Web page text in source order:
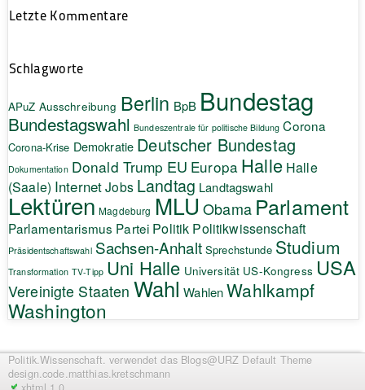
Letzte Kommentare
Schlagworte
APuZ Ausschreibung Berlin BpB Bundestag
Bundestagswahl Bundeszentrale für politische Bildung Corona
Corona-Krise Demokratie Deutscher Bundestag
Dokumentation Donald Trump EU Europa Halle Halle
(Saale) InternetJobs Landtag Landtagswahl
Lektüren Magdeburg MLU Obama Parlament
Parlamentarismus Partei Politik Politikwissenschaft
Präsidentschaftswahl Sachsen-Anhalt Sprechstunde Studium
Transformation TV-Tipp Uni Halle Universität US-Kongress USA
Vereinigte Staaten Wahl Wahlen Wahlkampf
Washington
Politik.Wissenschaft. verwendet das Blogs@URZ Default Theme
design.code.matthias.kretschmann